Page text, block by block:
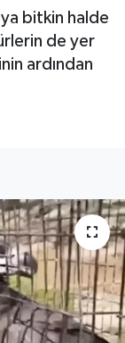
bitkin halde
de yer
ardından